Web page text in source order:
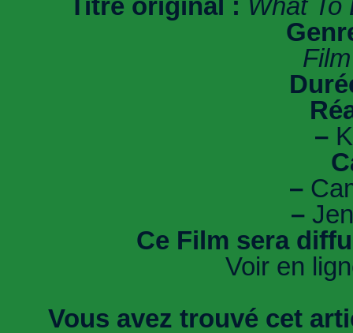
Titre original : What To
–
–
–
Ce Film sera
Voir en
Vous avez trouvé cet